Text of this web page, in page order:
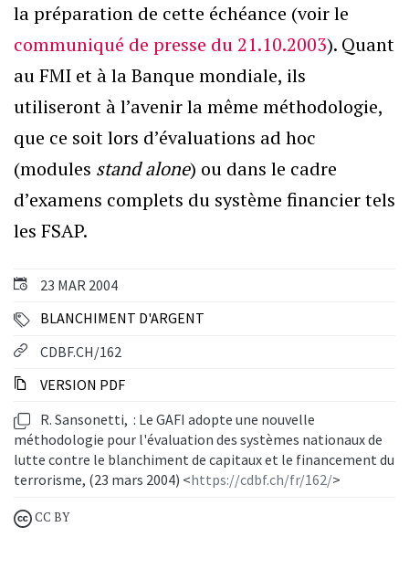
23 MAR 2004
BLANCHIMENT D'ARGENT
CDBF.CH/162
VERSION PDF
R. Sansonetti, : Le GAFI adopte une nouvelle
méthodologie pour l'évaluation des systèmes nationaux de
lutte contre le blanchiment de capitaux et le financement du
terrorisme, (23 mars 2004) <https://cdbf.ch/fr/162/>
CC BY
la préparation de cette échéance (voir le
communiqué de presse du 21.10.2003). Quant
au FMI et à la Banque mondiale, ils
utiliseront à l’avenir la même méthodologie,
que ce soit lors d’évaluations ad hoc
(modules stand alone) ou dans le cadre
d’examens complets du système financier tels
les FSAP.